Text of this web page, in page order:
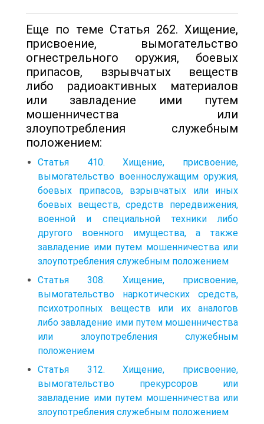
Еще по теме Статья 262. Хищение,
присвоение, вымогательство
огнестрельного оружия, боевых
припасов, взрывчатых веществ
либо радиоактивных материалов
или завладение ими путем
мошенничества или
злоупотребления служебным
положением:
Статья 410. Хищение, присвоение,
вымогательство военнослужащим оружия,
боевых припасов, взрывчатых или иных
боевых веществ, средств передвижения,
военной и специальной техники либо
другого военного имущества, а также
завладение ими путем мошенничества или
злоупотребления служебным положением
Статья 308. Хищение, присвоение,
вымогательство наркотических средств,
психотропных веществ или их аналогов
либо завладение ими путем мошенничества
или злоупотребления служебным
положением
Статья 312. Хищение, присвоение,
вымогательство прекурсоров или
завладение ими путем мошенничества или
злоупотребления служебным положением